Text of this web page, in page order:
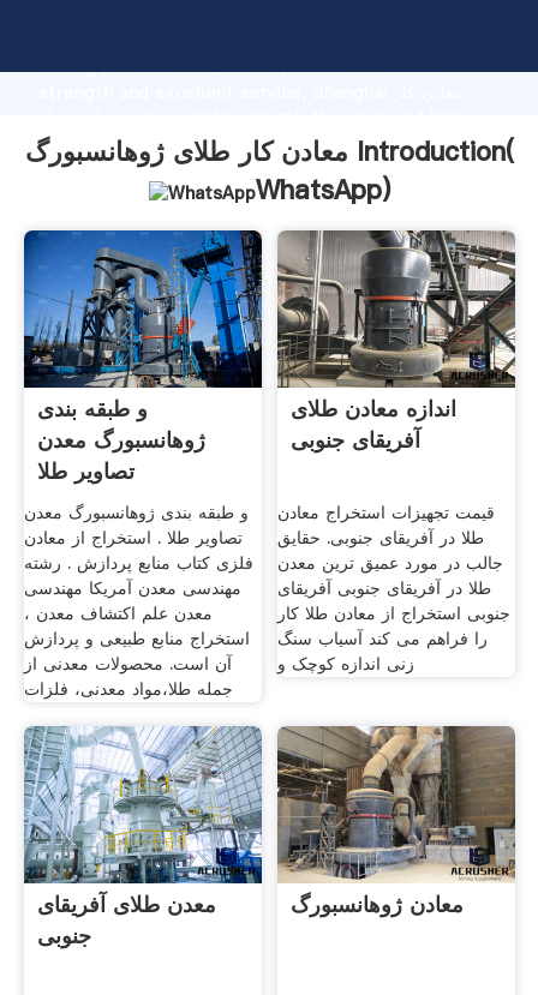
strong production capability, advanced research
values to all of customers.
معادن کار طلای ژوهانسبورگ Introduction(
WhatsApp)
و طبقه بندی
ژوهانسبورگ معدن
تصاویر طلا
و طبقه بندی ژوهانسبورگ معدن
تصاویر طلا . استخراج از معادن
فلزی کتاب منابع پردازش . رشته
مهندسی معدن آمریکا مهندسی
معدن علم اکتشاف معدن ،
استخراج منابع طبیعی و پردازش
آن است. محصولات معدنی از
جمله طلا،مواد معدنی، فلزات
اندازه معادن طلای
آفریقای جنوبی
قیمت تجهیزات استخراج معادن
طلا در آفریقای جنوبی. حقایق
جالب در مورد عمیق ترین معدن
طلا در آفریقای جنوبی آفریقای
جنوبی استخراج از معادن طلا کار
را فراهم می کند آسیاب سنگ
زنی اندازه کوچک و
معدن طلای آفریقای
جنوبی
معادن ژوهانسبورگ